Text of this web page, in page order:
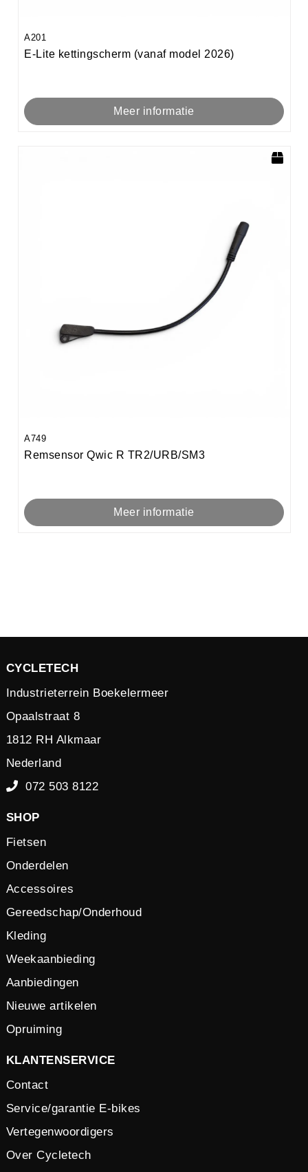
A201
E-Lite kettingscherm (vanaf model 2026)
Meer informatie
A749
Remsensor Qwic R TR2/URB/SM3
Meer informatie
CYCLETECH
Industrieterrein Boekelermeer
Opaalstraat 8
1812 RH Alkmaar
Nederland
072 503 8122
SHOP
Fietsen
Onderdelen
Accessoires
Gereedschap/Onderhoud
Kleding
Weekaanbieding
Aanbiedingen
Nieuwe artikelen
Opruiming
KLANTENSERVICE
Contact
Service/garantie E-bikes
Vertegenwoordigers
Over Cycletech